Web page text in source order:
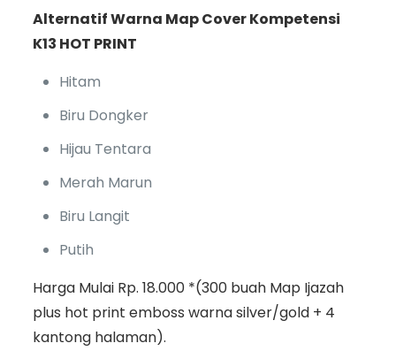
Alternatif Warna Map Cover Kompetensi
K13 HOT PRINT
Hitam
Biru Dongker
Hijau Tentara
Merah Marun
Biru Langit
Putih
Harga Mulai Rp. 18.000 *(300 buah Map Ijazah
plus hot print emboss warna silver/gold + 4
kantong halaman).